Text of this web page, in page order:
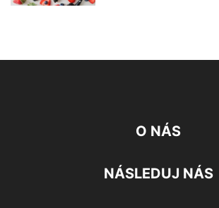
O NÁS
NÁSLEDUJ NÁS